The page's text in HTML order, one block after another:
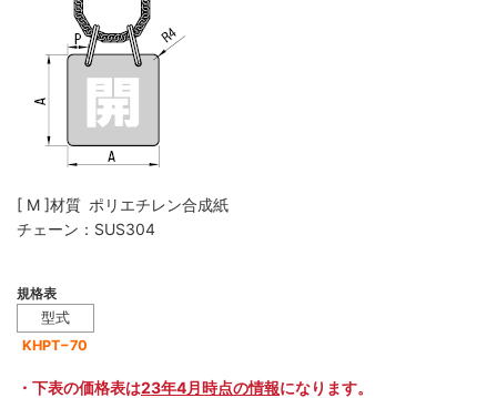
[ M ]材質 ポリエチレン合成紙
チェーン：SUS304
規格表
型式
KHPT−70
・下表の価格表は23年4月時点の情報になります。